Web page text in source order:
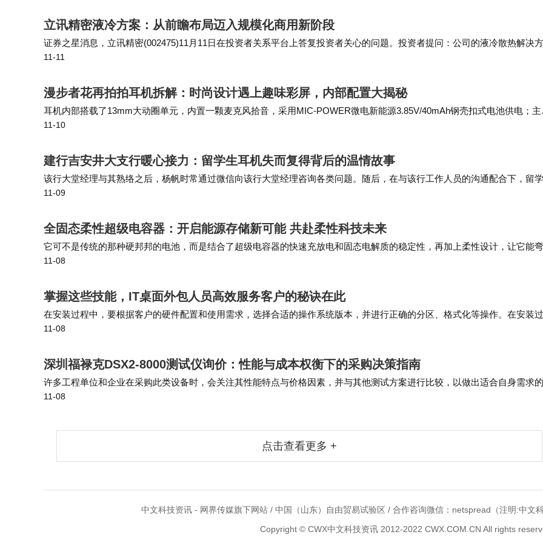
立讯精密液冷方案：从前瞻布局迈入规模化商用新阶段
证券之星消息，立讯精密(002475)11月11日在投资者关系平台上答复投资者关心的问题。投资者提问：公司的液冷散热解决
在AI服务器中的应用情况如何？是否已获得头部云服务提供商或AI企业的认可？ 谢谢！…
11-11
漫步者花再拍拍耳机拆解：时尚设计遇上趣味彩屏，内部配置大揭秘
耳机内部搭载了13mm大动圈单元，内置一颗麦克风拾音，采用MIC-POWER微电新能源3.85V/40mAh钢壳扣式电池供电；主
上，搭载了JL杰理科技JL6973D8的蓝牙音频SoC，WINSEMI稳先微…
11-10
建行吉安井大支行暖心接力：留学生耳机失而复得背后的温情故事
该行大堂经理与其熟络之后，杨帆时常通过微信向该行大堂经理咨询各类问题。随后，在与该行工作人员的沟通配合下，留
杨帆在留学生群里发布了失物招领信息，帮助寻找失主。 为了不让失主多跑一趟，该行大堂经理通过杨帆…
11-09
全固态柔性超级电容器：开启能源存储新可能 共赴柔性科技未来
它可不是传统的那种硬邦邦的电池，而是结合了超级电容器的快速充放电和固态电解质的稳定性，再加上柔性设计，让它能弯
曲、拉伸，甚至卷起来。说起来，这感觉有点像魔法，但现实是，研究人员还在不断优化，或许不久的将来，我…
11-08
掌握这些技能，IT桌面外包人员高效服务客户的秘诀在此
在安装过程中，要根据客户的硬件配置和使用需求，选择合适的操作系统版本，并进行正确的分区、格式化等操作。在安装
中，要确保软件与操作系统兼容，并进行正确的配置。 综上所述，IT桌面外包需要掌握硬件知识与维护、…
11-08
深圳福禄克DSX2-8000测试仪询价：性能与成本权衡下的采购决策指南
许多工程单位和企业在采购此类设备时，会关注其性能特点与价格因素，并与其他测试方案进行比较，以做出适合自身需求
择。 在对比其他测试方案时，一些基础型测试仪可能仅能完成连通性检查或部分参数测量，而DSX2-8…
11-08
点击查看更多 +
中文科技资讯 - 网界传媒旗下网站 / 中国（山东）自由贸易试验区 / 合作咨询微信：netspread（注明:中文
Copyright © CWX中文科技资讯 2012-2022 CWX.COM.CN All rights